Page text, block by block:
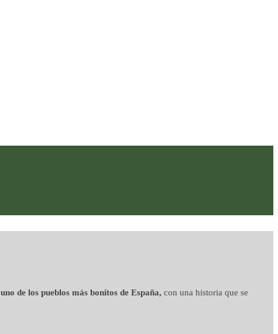
uno de los pueblos más bonitos de España, con una historia que se